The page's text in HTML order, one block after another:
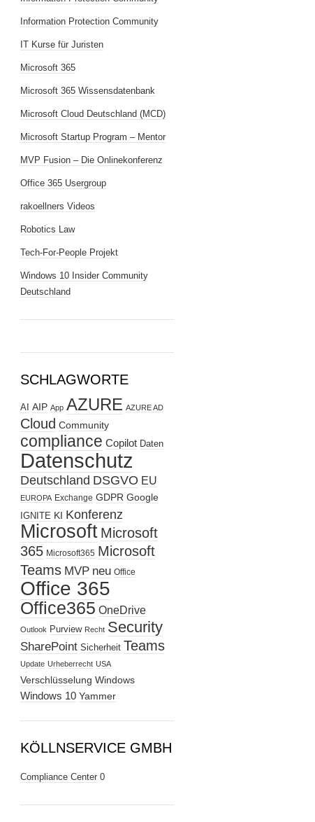
Information Protection Community
IT Kurse für Juristen
Microsoft 365
Microsoft 365 Wissensdatenbank
Microsoft Cloud Deutschland (MCD)
Microsoft Startup Program – Mentor
MVP Fusion – Die Onlinekonferenz
Office 365 Usergroup
rakoellners Videos
Robotics Law
Tech-For-People Projekt
Windows 10 Insider Community
Deutschland
SCHLAGWORTE
AI AIP App AZURE AZURE AD
Cloud Community
compliance Copilot Daten
Datenschutz
Deutschland DSGVO EU
EUROPA Exchange GDPR Google
IGNITE KI Konferenz
Microsoft Microsoft
365 Microsoft365 Microsoft
Teams MVP neu Office
Office 365
Office365 OneDrive
Outlook Purview Recht Security
SharePoint Sicherheit Teams
Update Urheberrecht USA
Verschlüsselung Windows
Windows 10 Yammer
KÖLLNSERVICE GMBH
Compliance Center 0